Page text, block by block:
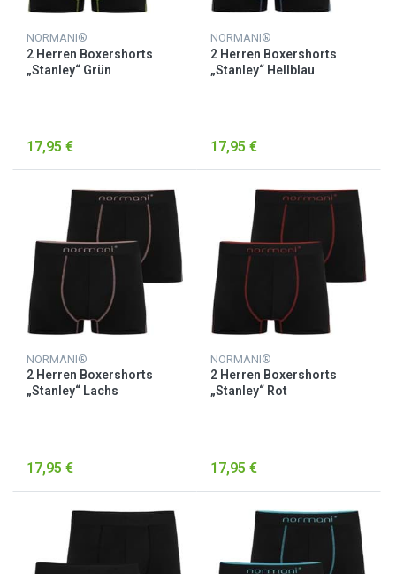
NORMANI®
2 Herren Boxershorts
„Stanley“ Grün
17,95 €
NORMANI®
2 Herren Boxershorts
„Stanley“ Hellblau
17,95 €
NORMANI®
2 Herren Boxershorts
„Stanley“ Lachs
17,95 €
NORMANI®
2 Herren Boxershorts
„Stanley“ Rot
17,95 €